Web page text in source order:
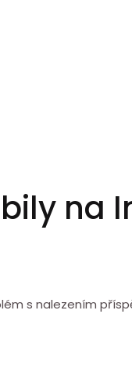
na
s nalezením